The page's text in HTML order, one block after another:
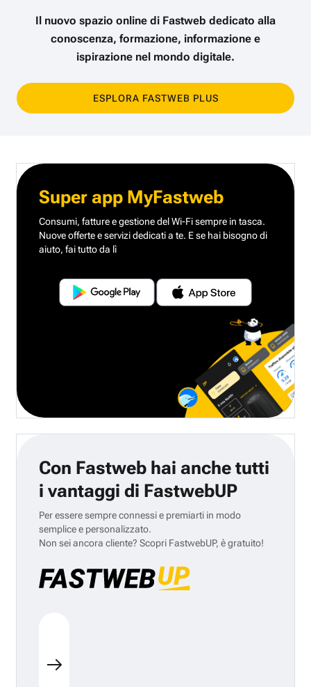
Il nuovo spazio online di Fastweb dedicato alla
conoscenza, formazione, informazione e
ispirazione nel mondo digitale.
ESPLORA FASTWEB PLUS
Super app MyFastweb
Consumi, fatture e gestione del Wi-Fi sempre in tasca.
Nuove offerte e servizi dedicati a te. E se hai bisogno di
aiuto, fai tutto da lì
Con Fastweb hai anche tutti
i vantaggi di FastwebUP
Per essere sempre connessi e premiarti in modo
semplice e personalizzato.
Non sei ancora cliente? Scopri FastwebUP, è gratuito!